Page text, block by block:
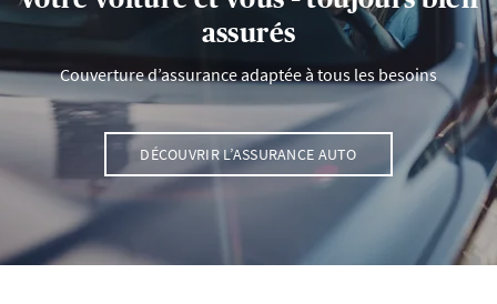
assurés
Couverture d’assurance adaptée à tous les besoins
DÉCOUVRIR L’ASSURANCE AUTO